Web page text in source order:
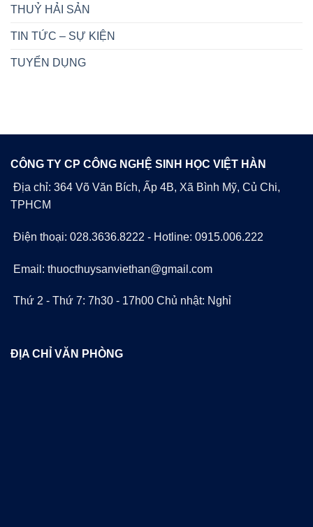
THUỶ HẢI SẢN
TIN TỨC – SỰ KIỆN
TUYỂN DỤNG
CÔNG TY CP CÔNG NGHỆ SINH HỌC VIỆT HÀN
Địa chỉ: 364 Võ Văn Bích, Ấp 4B, Xã Bình Mỹ, Củ Chi,
TPHCM
Điện thoại: 028.3636.8222 - Hotline: 0915.006.222
Email: thuocthuysanviethan@gmail.com
Thứ 2 - Thứ 7: 7h30 - 17h00 Chủ nhật: Nghỉ
ĐỊA CHỈ VĂN PHÒNG